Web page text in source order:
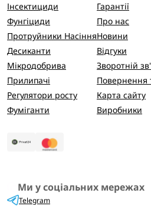
Інсектициди
Фунгіциди
Протруйники Насіння
Десиканти
Мікродобрива
Прилипачі
Регулятори росту
Фуміганти
Гарантії
Про нас
Новини
Відгуки
Зворотній
Повернення
Карта сайту
Виробники
Ми у соціальних мережах
Telegram